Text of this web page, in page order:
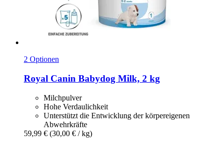
2 Optionen
Royal Canin Babydog Milk, 2 kg
Milchpulver
Hohe Verdaulichkeit
Unterstützt die Entwicklung der körpereigenen
Abwehrkräfte
59,99 € (30,00 € / kg)